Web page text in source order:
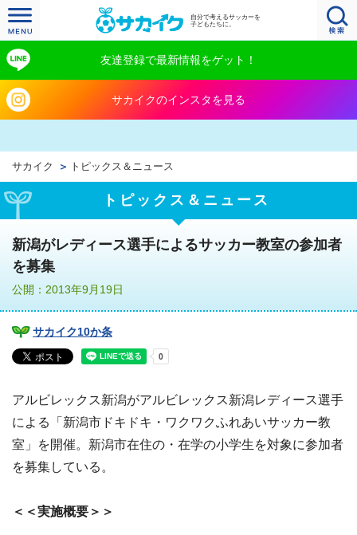
自分で考えるサッカーを
子どもたちに。
友達登録で最新情報をゲット！
サカイクのインスタを見る
サカイク トピックス＆ニュース
トピックス＆ニュース
新潟がレディース選手によるサッカー教室の参加者
を募集
公開：2013年9月19日
サカイク10か条
アルビレックス新潟がアルビレックス新潟レディース選手
による「新潟市ドキドキ・ワクワクふれあいサッカー教
室」を開催。新潟市在住の・在学の小学生を対象に参加者
を募集している。
＜＜実施概要＞＞